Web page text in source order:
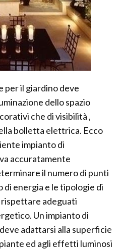
per il giardino deve
dello spazio
che di visibilità ,
bolletta elettrica. Ecco
impianto di
accuratamente
il numero di punti
di energia e le tipologie di
rispettare adeguati
Un impianto di
adattarsi alla superficie
ed agli effetti luminosi